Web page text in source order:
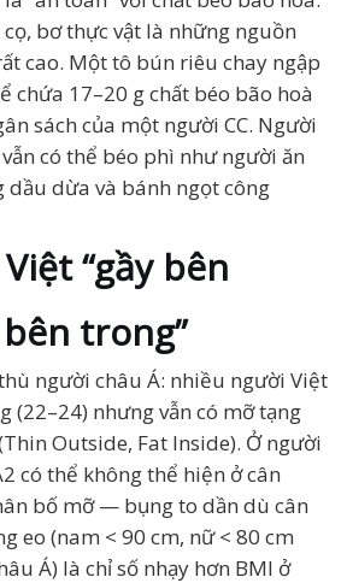
bơ thực vật là những nguồn
cao. Một tô bún riêu chay ngập
chứa 17–20 g chất béo bão hoà
sách của một người CC. Người
vẫn có thể béo phì như người ăn
dầu dừa và bánh ngọt công
“gầy bên
trong”
người châu Á: nhiều người Việt
(22–24) nhưng vẫn có mỡ tạng
Outside, Fat Inside). Ở người
có thể không thể hiện ở cân
bố mỡ — bụng to dần dù cân
eo (nam < 90 cm, nữ < 80 cm
Á) là chỉ số nhạy hơn BMI ở